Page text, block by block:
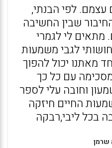
לפי הבנתי,
שבין החשיבה
מתאים לי לגמרי
לגבי משמעות
מאתנו יכול להפוך
עם כל כך
וחובה עלי לספר
החיים חיזקה
בכל ליבי,רבקה
שרמן